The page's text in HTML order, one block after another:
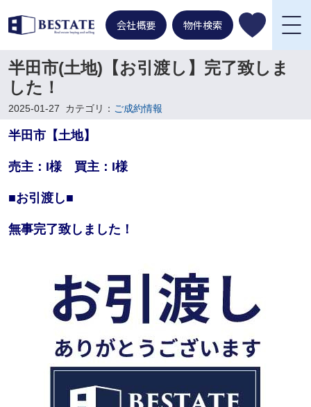
会社概要 物件検索
半田市(土地)【お引渡し】完了致しま
した！
2025-01-27 カテゴリ： ご成約情報
半田市【土地】
売主：I様 買主：I様
■お引渡し■
無事完了致しました！